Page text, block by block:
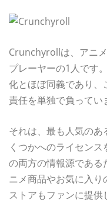
Crunchyrollは、アニ
プレーヤーの1人です
化とほぼ同義であり、
責任を単独で負ってい
それは、最も人気の
くつかへのライセン
の両方の情報源であ
ニメ商品やお気に入
ストアもファンに提供